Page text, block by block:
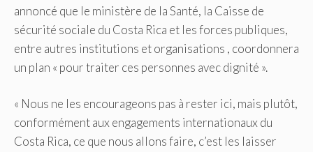
annoncé que le ministère de la Santé, la Caisse de
sécurité sociale du Costa Rica et les forces publiques,
entre autres institutions et organisations , coordonnera
un plan « pour traiter ces personnes avec dignité ».
« Nous ne les encourageons pas à rester ici, mais plutôt,
conformément aux engagements internationaux du
Costa Rica, ce que nous allons faire, c’est les laisser